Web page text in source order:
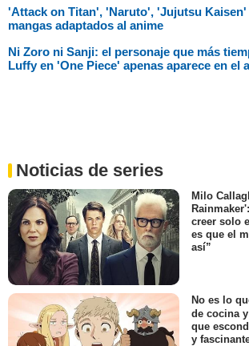
'Attack on Titan', 'Naruto', 'Jujutsu Kaisen'
mangas adaptados al anime
Ni Zoro ni Sanji: el personaje que más
Luffy en 'One Piece' apenas aparece en el
Noticias de series
Milo
creer solo
es que el
así”
No es lo
de cocina
que
y